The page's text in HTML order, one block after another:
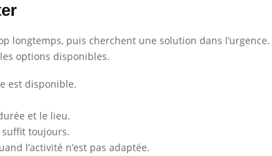
longtemps, puis cherchent une solution dans
options disponibles.
est disponible.
et le lieu.
suffit toujours.
l’activité n’est pas adaptée.